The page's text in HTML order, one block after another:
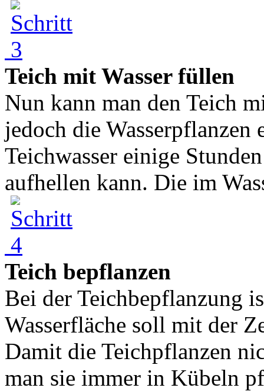
Teich mit Wasser füllen
Nun kann man den Teich
jedoch die Wasserpflanzen
Teichwasser einige
aufhellen kann. Die im
Teich bepflanzen
Bei der Teichbepflanzung
Wasserfläche soll mit der
Damit die Teichpflanzen
man sie immer in Kübeln